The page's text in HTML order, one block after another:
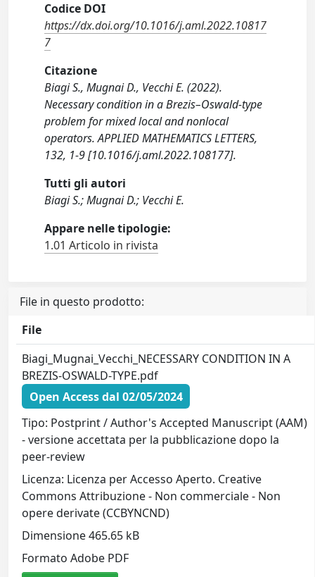
Codice DOI
https://dx.doi.org/10.1016/j.aml.2022.10817
7
Citazione
Biagi S., Mugnai D., Vecchi E. (2022).
Necessary condition in a Brezis–Oswald-type
problem for mixed local and nonlocal
operators. APPLIED MATHEMATICS LETTERS,
132, 1-9 [10.1016/j.aml.2022.108177].
Tutti gli autori
Biagi S.; Mugnai D.; Vecchi E.
Appare nelle tipologie:
1.01 Articolo in rivista
File in questo prodotto:
File
Biagi_Mugnai_Vecchi_NECESSARY CONDITION IN A
BREZIS-OSWALD-TYPE.pdf
Open Access dal 02/05/2024
Tipo: Postprint / Author's Accepted Manuscript (AAM)
- versione accettata per la pubblicazione dopo la
peer-review
Licenza: Licenza per Accesso Aperto. Creative
Commons Attribuzione - Non commerciale - Non
opere derivate (CCBYNCND)
Dimensione 465.65 kB
Formato Adobe PDF